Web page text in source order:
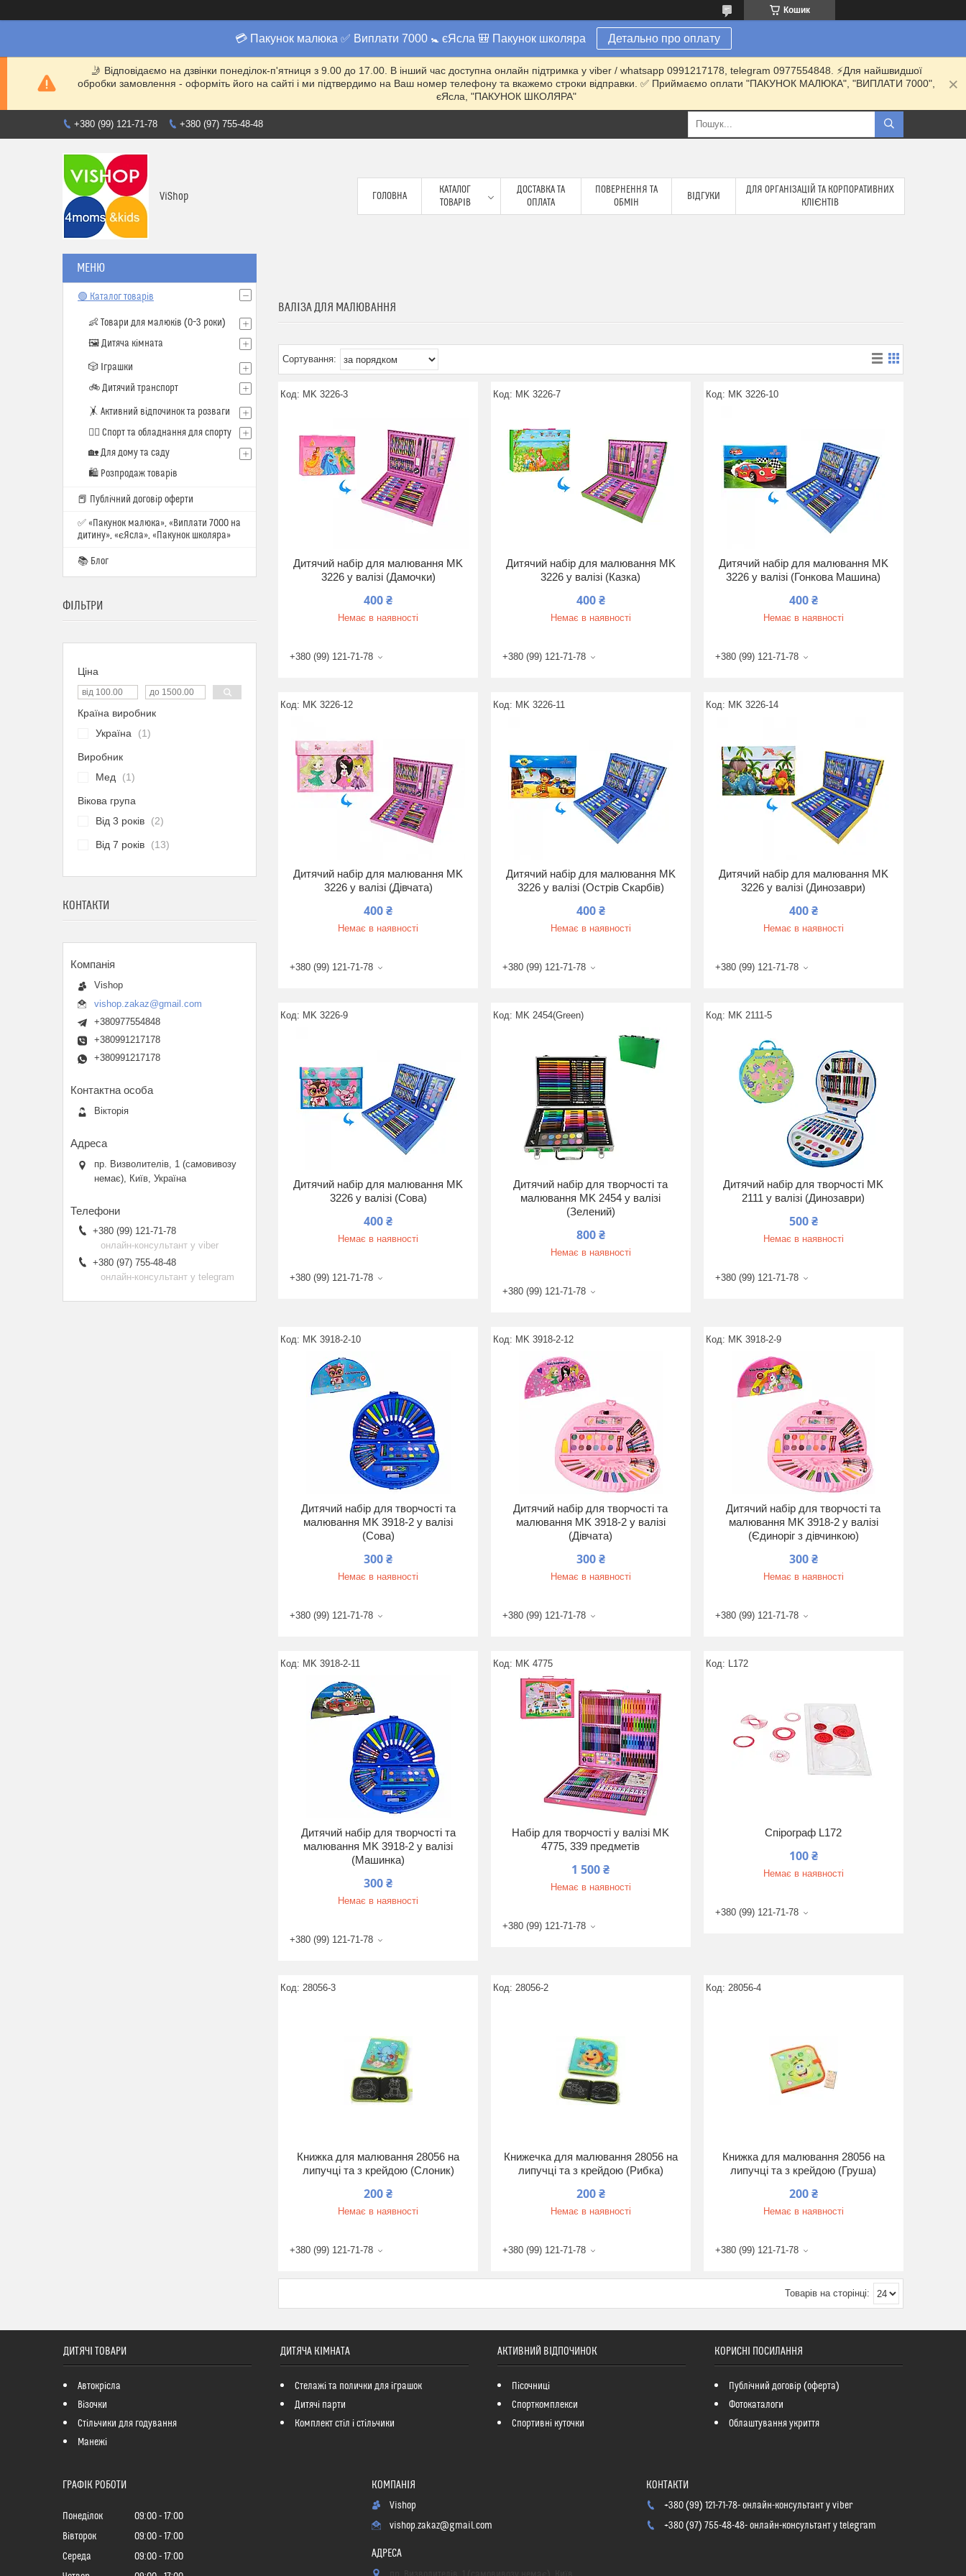
Кошик
💳 Пакунок малюка ✅ Виплати 7000 🚼 єЯсла 🎒 Пакунок школяра Детально про оплату
🤳 Відповідаємо на дзвінки понеділок-п'ятниця з 9.00 до 17.00. В інший час доступна онлайн підтримка у viber / whatsapp 0991217178, telegram 0977554848. ⚡️Для найшвидшої
обробки замовлення - оформіть його на сайті і ми підтвердимо на Ваш номер телефону та вкажемо строки відправки. ✅ Приймаємо оплати "ПАКУНОК МАЛЮКА", "ВИПЛАТИ 7000",
єЯсла, "ПАКУНОК ШКОЛЯРА"
+380 (99) 121-71-78 +380 (97) 755-48-48
ViShop ГОЛОВНА
КАТАЛОГ
ТОВАРІВ
ДОСТАВКА ТА
ОПЛАТА
ПОВЕРНЕННЯ ТА
ОБМІН
ВІДГУКИ
ДЛЯ ОРГАНІЗАЦІЙ ТА КОРПОРАТИВНИХ
КЛІЄНТІВ
ВАЛІЗА ДЛЯ МАЛЮВАННЯ
MK 3226-3
Дитячий набір для малювання MK
3226 у валізі (Дамочки)
400 ₴
Немає в наявності
+380 (99) 121-71-78
MK 3226-7
Дитячий набір для малювання MK
3226 у валізі (Казка)
400 ₴
Немає в наявності
+380 (99) 121-71-78
MK 3226-10
Дитячий набір для малювання MK
3226 у валізі (Гонкова Машина)
400 ₴
Немає в наявності
+380 (99) 121-71-78
MK 3226-12
Дитячий набір для малювання MK
3226 у валізі (Дівчата)
400 ₴
Немає в наявності
+380 (99) 121-71-78
MK 3226-11
Дитячий набір для малювання MK
3226 у валізі (Острів Скарбів)
400 ₴
Немає в наявності
+380 (99) 121-71-78
MK 3226-14
Дитячий набір для малювання MK
3226 у валізі (Динозаври)
400 ₴
Немає в наявності
+380 (99) 121-71-78
MK 3226-9
Дитячий набір для малювання MK
3226 у валізі (Сова)
400 ₴
Немає в наявності
+380 (99) 121-71-78
MK 2454(Green)
Дитячий набір для творчості та
малювання MK 2454 у валізі
(Зелений)
800 ₴
Немає в наявності
+380 (99) 121-71-78
MK 2111-5
Дитячий набір для творчості MK
2111 у валізі (Динозаври)
500 ₴
Немає в наявності
+380 (99) 121-71-78
MK 3918-2-10
Дитячий набір для творчості та
малювання MK 3918-2 у валізі
(Сова)
300 ₴
Немає в наявності
+380 (99) 121-71-78
MK 3918-2-12
Дитячий набір для творчості та
малювання MK 3918-2 у валізі
(Дівчата)
300 ₴
Немає в наявності
+380 (99) 121-71-78
MK 3918-2-9
Дитячий набір для творчості та
малювання MK 3918-2 у валізі
(Єдиноріг з дівчинкою)
300 ₴
Немає в наявності
+380 (99) 121-71-78
MK 3918-2-11
Дитячий набір для творчості та
малювання MK 3918-2 у валізі
(Машинка)
300 ₴
Немає в наявності
+380 (99) 121-71-78
MK 4775
Набір для творчості у валізі MK
4775, 339 предметів
1 500 ₴
Немає в наявності
+380 (99) 121-71-78
L172
Спірограф L172
100 ₴
Немає в наявності
+380 (99) 121-71-78
28056-3
Книжка для малювання 28056 на
липучці та з крейдою (Слоник)
200 ₴
Немає в наявності
+380 (99) 121-71-78
28056-2
Книжечка для малювання 28056 на
липучці та з крейдою (Рибка)
200 ₴
Немає в наявності
+380 (99) 121-71-78
28056-4
Книжка для малювання 28056 на
липучці та з крейдою (Груша)
200 ₴
Немає в наявності
+380 (99) 121-71-78
🟢 Каталог товарів
👶 Товари для малюків (0–3 роки)
🖼️ Дитяча кімната
🎲 Іграшки
🚲 Дитячий транспорт
🤸 Активний відпочинок та розваги
🏋️‍♂️ Спорт та обладнання для спорту
🏡 Для дому та саду
🛍 Розпродаж товарів
📕 Публічний договір оферти
✅ «Пакунок малюка», «Виплати 7000 на
дитину», «єЯсла», «Пакунок школяра»
📚 Блог
ФІЛЬТРИ
Ціна
Країна виробник
Україна
1
Виробник
Мед
1
Вікова група
Від 3 років
2
Від 7 років 13
КОНТАКТИ
Vishop
vishop.zakaz@gmail.com
+380977554848
+380991217178
+380991217178
Вікторія
пр. Визволителів, 1 (самовивозу
немає), Київ, Україна
+380 (99) 121-71-78
онлайн-консультант у viber
+380 (97) 755-48-48
онлайн-консультант у telegram
ДИТЯЧІ ТОВАРИ
Автокрісла
Візочки
Стільчики для годування
Манежі
ДИТЯЧА КІМНАТА
Стелажі та полички для іграшок
Дитячі парти
Комплект стіл і стільчики
АКТИВНИЙ ВІДПОЧИНОК
Пісочниці
Спорткомплекси
Спортивні куточки
КОРИСНІ ПОСИЛАННЯ
Публічний договір (оферта)
Фотокаталоги
Облаштування укриття
ГРАФІК РОБОТИ
Понеділок 09:00
17:00
Вівторок
09:00
17:00
Середа
09:00
17:00
Vishop
vishop.zakaz@gmail.com
+380 (99) 121-71-78 онлайн-консультант у viber
+380 (97) 755-48-48 онлайн-консультант у telegram